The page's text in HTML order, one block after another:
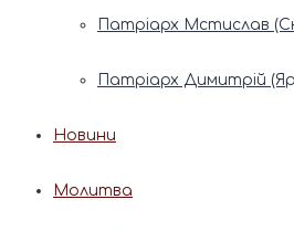
Патріарх Мстислав
Патріарх Димитрій
Новини
Молитва